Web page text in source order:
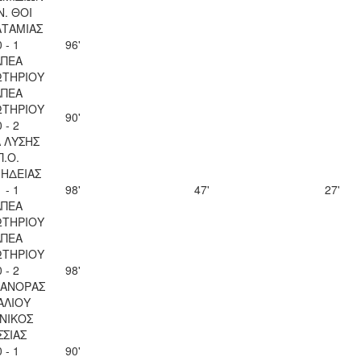
ΘΟΙ
- 1
96'
- 2
ΛΥΣΗΣ
90'
- 1
98' 47' 27'
- 2
98'
- 1
90'